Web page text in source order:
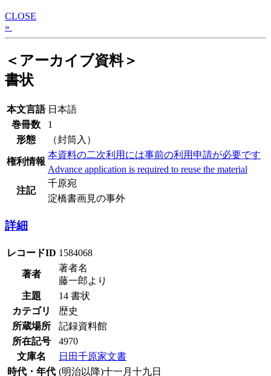
CLOSE
»
＜アーカイブ資料＞
書状
本文言語 日本語
巻冊数
1
形態
（封筒入）
権利情報
本資料の二次利用には事前の利用申請が必要です
Advance application is required to reuse the material
注記
千原宛
淀橋書画見の事外
詳細
レコードID 1584068
著者
著者名
藤一郎より
主題
14 書状
カテゴリ
歴史
所蔵場所
記録資料館
所在記号
4970
文庫名
日田千原家文書
時代・年代 (明治以降)十一月十九日